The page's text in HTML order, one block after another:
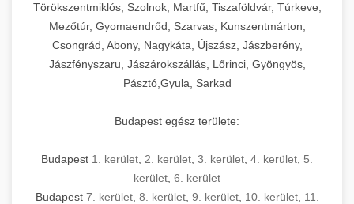
Törökszentmiklós, Szolnok, Martfű, Tiszaföldvár, Túrkeve,
Mezőtúr, Gyomaendrőd, Szarvas, Kunszentmárton,
Csongrád, Abony, Nagykáta, Újszász, Jászberény,
Jászfényszaru, Jászárokszállás, Lőrinci, Gyöngyös,
Pásztó,Gyula, Sarkad
Budapest egész területe:
Budapest 1. kerület 2. kerület 3. kerület 4. kerület 5.
kerület 6. kerület
Budapest 7. kerület, 8. kerület, 9. kerület, 10. kerület, 11.